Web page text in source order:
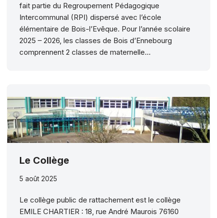
fait partie du Regroupement Pédagogique
Intercommunal (RPI) dispersé avec l’école
élémentaire de Bois-l’Evêque. Pour l’année scolaire
2025 – 2026, les classes de Bois d’Ennebourg
comprennent 2 classes de maternelle…
Le Collège
5 août 2025
Le collège public de rattachement est le collège
EMILE CHARTIER : 18, rue André Maurois 76160